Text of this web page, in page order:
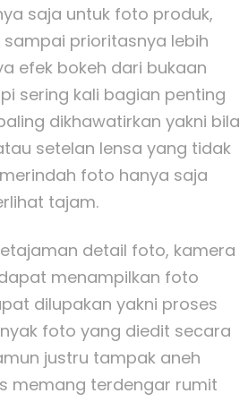
saja untuk foto produk,
prioritasnya lebih
efek bokeh dari bukaan
sering kali bagian penting
dikhawatirkan yakni bila
setelan lensa yang tidak
foto hanya saja
tajam.
detail foto, kamera
menampilkan foto
dilupakan yakni proses
foto yang diedit secara
justru tampak aneh
memang terdengar rumit